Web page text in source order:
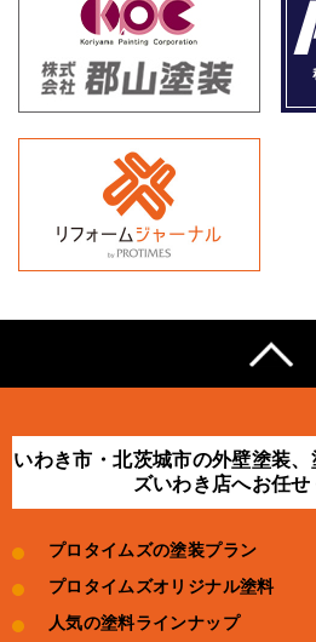
いわき市・北茨城市の外壁塗装
ズいわき店へお任せ
プロタイムズの塗装プラン
プロタイムズオリジナル塗料
人気の塗料ラインナップ